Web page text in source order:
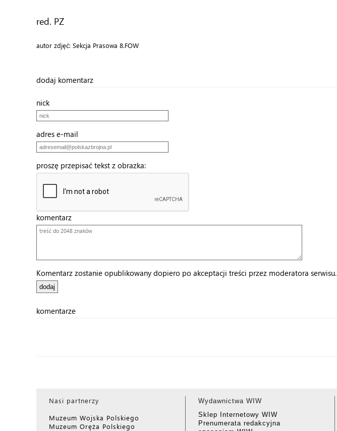
red. PZ
autor zdjęć: Sekcja Prasowa 8.FOW
dodaj komentarz
nick
adres e-mail
proszę przepisać tekst z obrazka:
komentarz
Komentarz zostanie opublikowany dopiero po akceptacji treści przez moderatora serwisu.
komentarze
Nasi partnerzy
Muzeum Wojska Polskiego
Muzeum Oręża Polskiego
Wydawnictwa WIW
Sklep Internetowy WIW
Prenumerata redakcyjna